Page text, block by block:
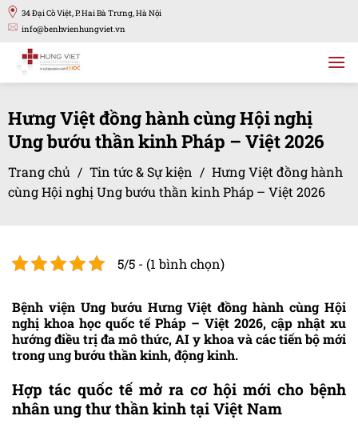
Bỏ
qua
dung
34 Đại Cồ Việt, P. Hai Bà Trưng, Hà Nội
info@benhvienhungviet.vn
Hưng Việt đồng hành cùng Hội nghị
Ung bướu thần kinh Pháp – Việt 2026
Trang chủ / Tin tức & Sự kiện / Hưng Việt đồng hành
cùng Hội nghị Ung bướu thần kinh Pháp – Việt 2026
5/5 - (1 bình chọn)
Bệnh viện Ung bướu Hưng Việt đồng hành cùng Hội
nghị khoa học quốc tế Pháp – Việt 2026, cập nhật xu
hướng điều trị đa mô thức, AI y khoa và các tiến bộ mới
trong ung bướu thần kinh, động kinh.
Hợp tác quốc tế mở ra cơ hội mới cho bệnh
nhân ung thư thần kinh tại Việt Nam